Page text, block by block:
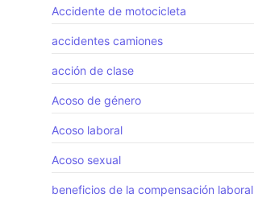
Accidente de motocicleta
accidentes camiones
acción de clase
Acoso de género
Acoso laboral
Acoso sexual
beneficios de la compensación laboral